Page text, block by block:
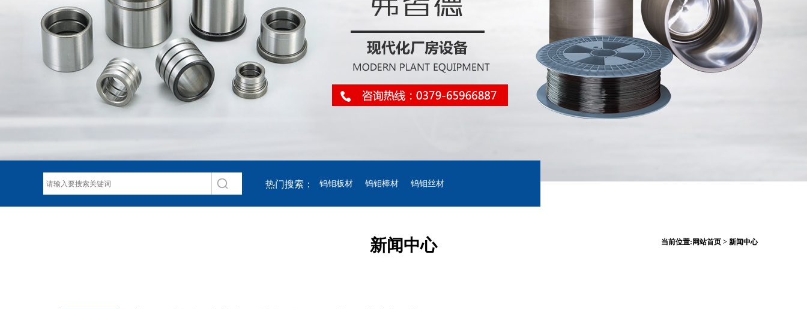
热门搜索： 钨钼板材 钨钼棒材 钨钼丝材
新闻中心 当前位置: 网站首页 > 新闻中心